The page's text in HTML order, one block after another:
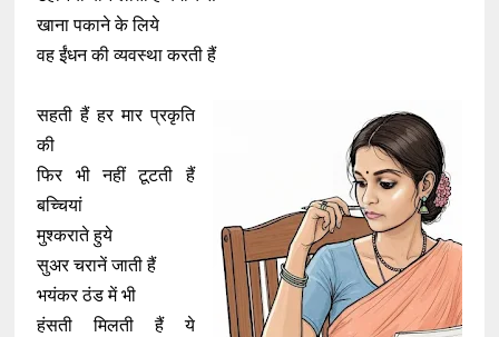
खाना पकाने के लिये
वह ईंधन की व्यवस्था करती हैं
सहती हैं हर मार प्रकृति
की
फिर भी नहीं टूटती हैं
बच्चियां
मुश्कराते हुये
सुअर चरानें जाती हैं
भयंकर ठंड में भी
हंसती मिलती हैं ये